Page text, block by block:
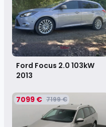
Ford Focus 2.0 103kW
2013
7099 € 7199 €